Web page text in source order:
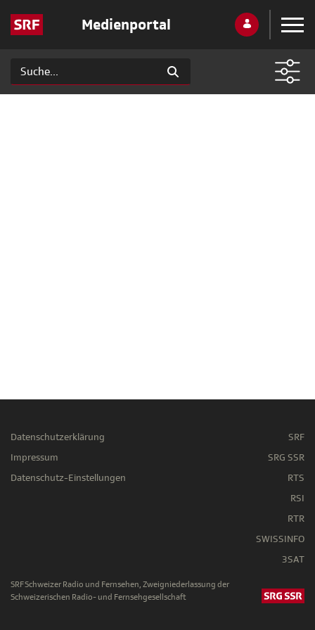
Medienportal
Datenschutzerklärung
Impressum
Datenschutz-Einstellungen
SRF
SRG SSR
RTS
RSI
RTR
SWISSINFO
3SAT
SRF Schweizer Radio und Fernsehen, Zweigniederlassung der
Schweizerischen Radio- und Fernsehgesellschaft